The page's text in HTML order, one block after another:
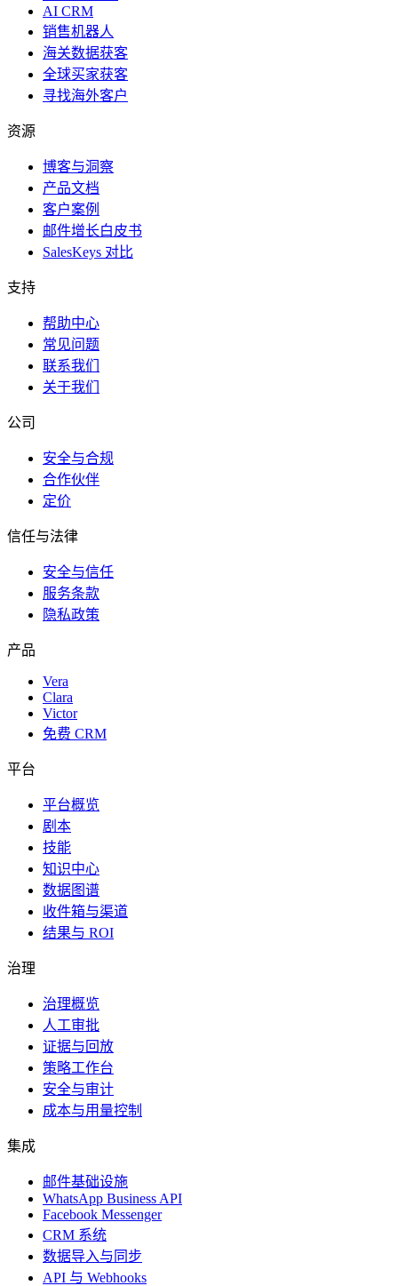
AI CRM
销售机器人
海关数据获客
全球买家获客
寻找海外客户
资源
博客与洞察
产品文档
客户案例
邮件增长白皮书
SalesKeys 对比
支持
帮助中心
常见问题
联系我们
关于我们
公司
安全与合规
合作伙伴
定价
信任与法律
安全与信任
服务条款
隐私政策
产品
Vera
Clara
Victor
免费 CRM
平台
平台概览
剧本
技能
知识中心
数据图谱
收件箱与渠道
结果与 ROI
治理
治理概览
人工审批
证据与回放
策略工作台
安全与审计
成本与用量控制
集成
邮件基础设施
WhatsApp Business API
Facebook Messenger
CRM 系统
数据导入与同步
API 与 Webhooks